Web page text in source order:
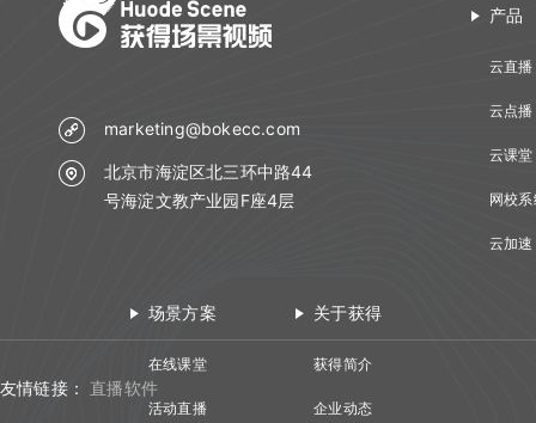
marketing@bokecc.com
北京市海淀区北三环中路44
号海淀文教产业园F座4层
产品
云直播
云点播
云课堂
网校
云加速
场景方案
在线课堂
活动直播
关于获得
获得简介
企业动态
友情链接： 直播软件